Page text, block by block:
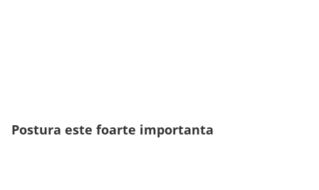
Postura este foarte importanta